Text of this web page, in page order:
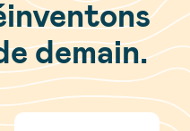
demain.